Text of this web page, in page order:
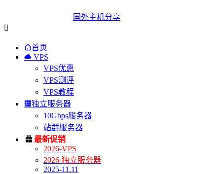
国外主机分享

首页
 VPS
VPS优惠
VPS测评
VPS教程
独立服务器
10Gbps服务器
站群服务器
 最新促销
2026-VPS
2026-独立服务器
2025-11.11